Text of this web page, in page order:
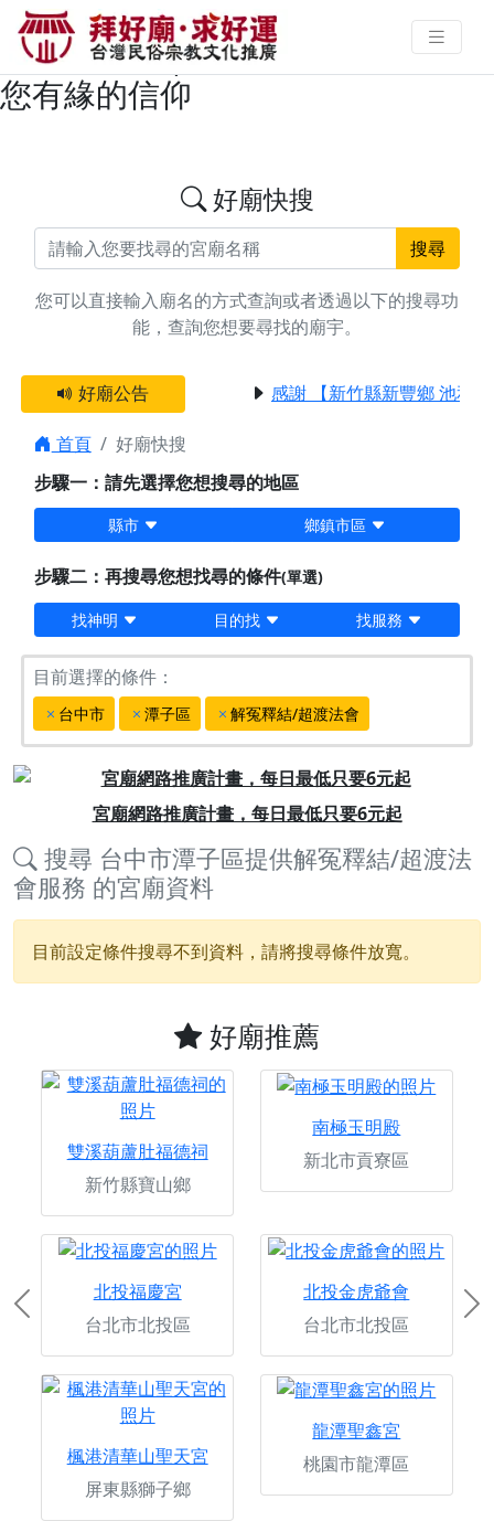
搜尋台中市潭子區解冤釋結/超渡法
會廟宇資料 | 拜好廟求好運 找到與
您有緣的信仰
好廟快搜
搜尋
您可以直接輸入廟名的方式查詢或者透過以下的搜尋功
能，查詢您想要尋找的廟宇。
好廟公告 感謝 【新竹縣新豐鄉 池和
首頁
好廟快搜
步驟一：請先選擇您想搜尋的地區
縣市 鄉鎮市區
步驟二：再搜尋您想找尋的條件(單選)
找神明 目的找 找服務
目前選擇的條件：
台中市 潭子區 解冤釋結/超渡法會
宮廟網路推廣計畫，每日最低只要6元起
Previous
搜尋 台中市潭子區提供解冤釋結/超渡法
會服務 的宮廟資料
目前設定條件搜尋不到資料，請將搜尋條件放寬。
好廟推薦
雙溪葫蘆肚福德祠
新竹縣寶山鄉
南極玉明殿
新北市貢寮區
北投福慶宮
台北市北投區
北投金虎爺會
台北市北投區
楓港清華山聖天宮
屏東縣獅子鄉
龍潭聖鑫宮
桃園市龍潭區
Previous